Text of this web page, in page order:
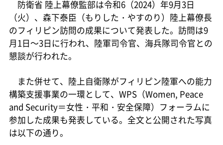
防衛省 陸上幕僚監部は令和6（2024）年9月3日
（火）、森下泰臣（もりした・やすのり）陸上幕僚長
のフィリピン訪問の成果について発表した。訪問は9
月1日～3日に行われ、陸軍司令官、海兵隊司令官との
懇談が行われた。
また併せて、陸上自衛隊がフィリピン陸軍への能力
構築支援事業の一環として、WPS（Women, Peace
and Security＝女性・平和・安全保障）フォーラムに
参加した成果も発表している。全文と公開された写真
は以下の通り。